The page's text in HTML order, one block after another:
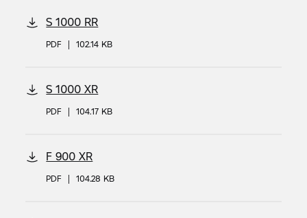
S 1000 RR
PDF | 102.14 KB
S 1000 XR
PDF | 104.17 KB
F 900 XR
PDF | 104.28 KB